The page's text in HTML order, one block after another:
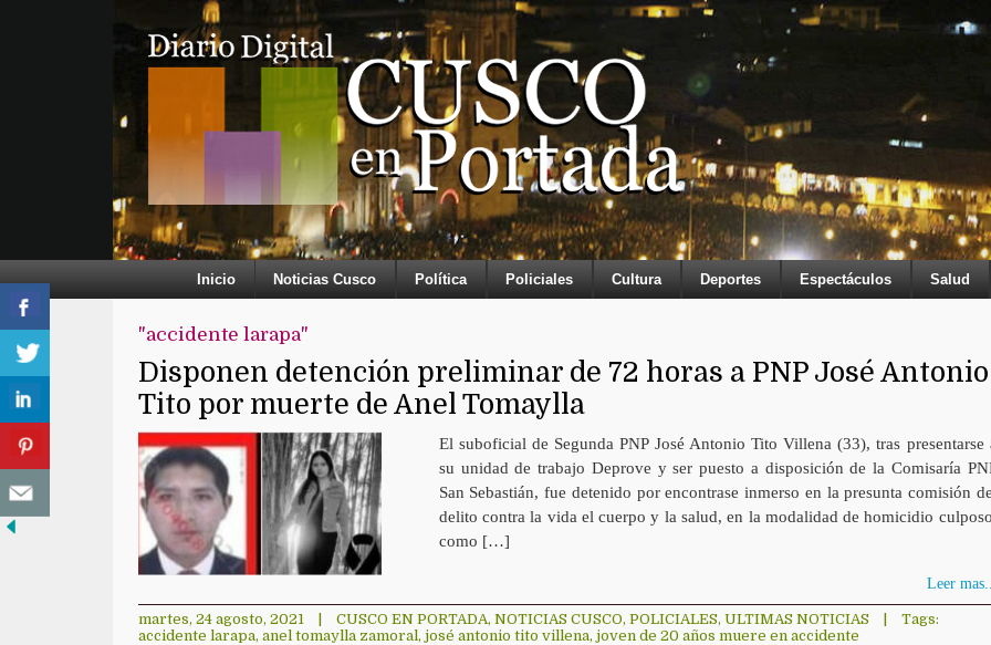
Inicio Noticias Cusco Política Policiales Cultura Deportes Espectáculos Salud
"accidente larapa"
Disponen detención preliminar de 72 horas a PNP José Antonio
Tito por muerte de Anel Tomaylla
El suboficial de Segunda PNP José Antonio Tito Villena (33), tras presentarse
su unidad de trabajo Deprove y ser puesto a disposición de la Comisaría
San Sebastián, fue detenido por encontrase inmerso en la presunta comisión
delito contra la vida el cuerpo y la salud, en la modalidad de homicidio
como […]
Leer mas...
martes, 24 agosto, 2021 CUSCO EN PORTADA, NOTICIAS CUSCO, POLICIALES, ULTIMAS NOTICIAS
Tags:
accidente larapa, anel tomaylla zamoral, josé antonio tito villena, joven de 20 años muere en accidente